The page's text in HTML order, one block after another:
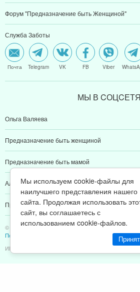
Форум "Предназначение быть Женщиной"
Служба Заботы
Почта Telegram VK FB Viber
МЫ В
Ольга Валяева
Предназначение быть женщиной
Предназначение быть мамой
Алексей Валяев
Предназначение быть папой
© 2011-2026 Предназначение быть Женщиной
Политика конфиденциальности
ИП Валяев А. В. | ИНН 380111808709
Мы используем cookie-файлы для
наилучшего представления нашего
сайта. Продолжая использовать
сайт, вы соглашаетесь с
использованием cookie-файлов.